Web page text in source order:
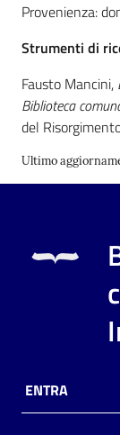
su
Chiedi al
Provenienza:
Strumenti di
Fausto Mancini,
Biblioteca
del
Ultimo
ENTRA